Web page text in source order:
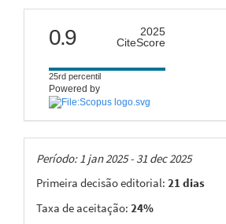
citescore
0.9
2025
CiteScore
25rd percentil
Powered by
Taxas
Período: 1 jan 2025 - 31 dec 2025
Primeira decisão editorial: 21 dias
Taxa de aceitação: 24%